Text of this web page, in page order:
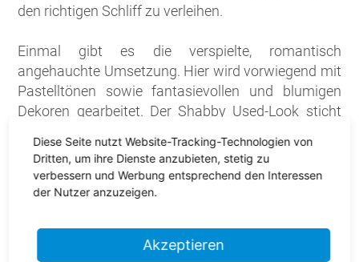
den richtigen Schliff zu verleihen.
Einmal gibt es die verspielte, romantisch
angehauchte Umsetzung. Hier wird vorwiegend mit
Pastelltönen sowie fantasievollen und blumigen
Dekoren gearbeitet. Der Shabby Used-Look sticht
Unebenheiten und Abnutzungen hervor. Zur perfekt
unperfekten Dekoration gehören am Ende noch
Blumen jeglicher Art – ob auf Stoffen oder in Vasen.
in Herzogenrath.
Diese Seite nutzt Website-Tracking-Technologien von
Dritten, um ihre Dienste anzubieten, stetig zu
verbessern und Werbung entsprechend den Interessen
der Nutzer anzuzeigen.
Akzeptieren